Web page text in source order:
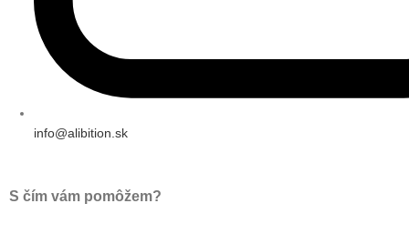
info@alibition.sk
S čím vám pomôžem?